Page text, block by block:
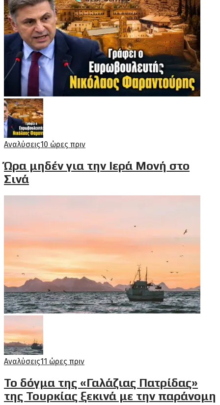
Αναλύσεις10 ώρες πριν
Ώρα μηδέν για την Ιερά Μονή στο
Σινά
Αναλύσεις11 ώρες πριν
Το δόγμα της «Γαλάζιας Πατρίδας»
της Τουρκίας ξεκινά με την παράνομη